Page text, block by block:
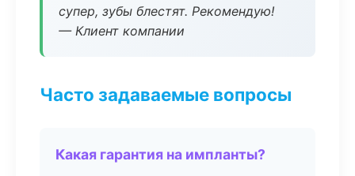
супер, зубы блестят. Рекомендую!
— Клиент компании
Часто задаваемые вопросы
Какая гарантия на импланты?